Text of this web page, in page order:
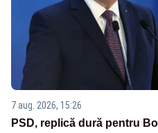
7 aug. 2026, 15:26
PSD, replică dură pentru